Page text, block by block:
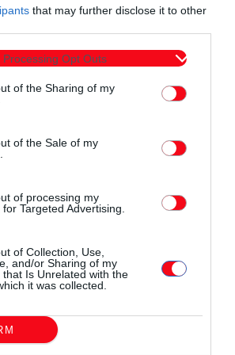
that may further disclose it to other
Opt Outs
of the Sharing of my
of the Sale of my
of processing my
Targeted Advertising.
of Collection, Use,
and/or Sharing of my
that Is Unrelated with the
it was collected.
email